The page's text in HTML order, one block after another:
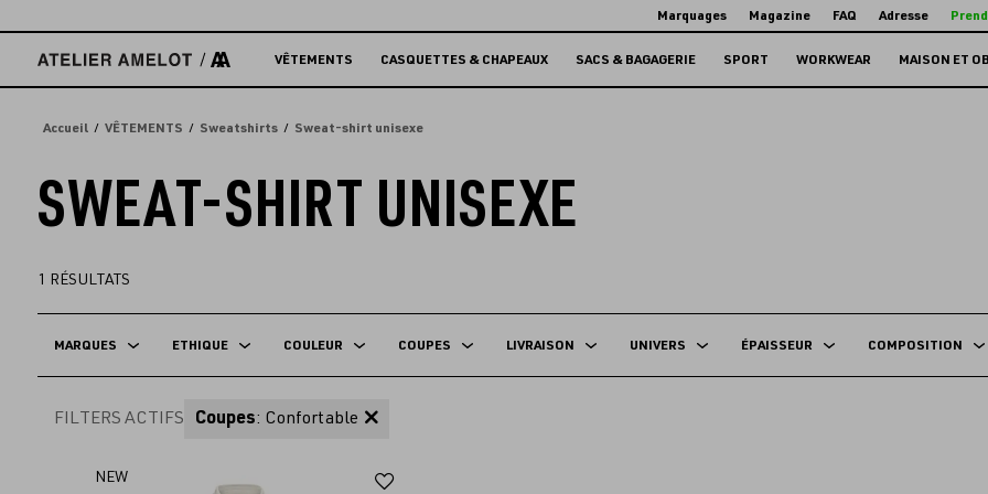
directement
contenu
Marquages Magazine FAQ Adresse
VÊTEMENTS CASQUETTES & CHAPEAUX SACS & BAGAGERIE SPORT WORKWEAR MAISON ET
Accueil VÊTEMENTS Sweatshirts Sweat-shirt unisexe
SWEAT-SHIRT UNISEXE
1 RÉSULTATS
MARQUES ETHIQUE COULEUR COUPES LIVRAISON UNIVERS ÉPAISSEUR COMPOSITION
FILTERS ACTIFS Coupes: Confortable
NEW